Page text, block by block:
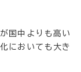
国中よりも高い
においても大き